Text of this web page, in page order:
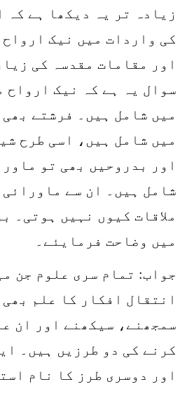
زیادہ تر یہ دیکھا ہے کہ
کی واردات میں نیک
اور مقامات مقدسہ کی
سوال یہ ہے کہ نیک ارواح
میں شامل ہیں۔ فرشتے
میں شامل ہیں، اسی طرح
اور بدروحیں بھی تو
شامل ہیں۔ ان سے
ملاقات کیوں نہیں ہوتی۔
میں وضاحت فرمایئے۔
جواب: تمام سری علوم جن
انتقال افکار کا علم
سمجھنے، سیکھنے اور ان
کرنے کی دو طرزیں ہیں۔
اور دوسری طرز کا نام